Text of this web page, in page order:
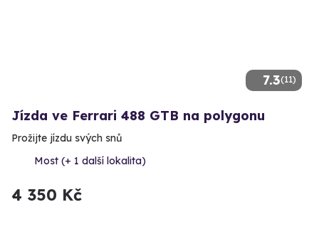
7.3(11)
Jízda ve Ferrari 488 GTB na polygonu
Prožijte jízdu svých snů
Most (+ 1 další lokalita)
4 350 Kč